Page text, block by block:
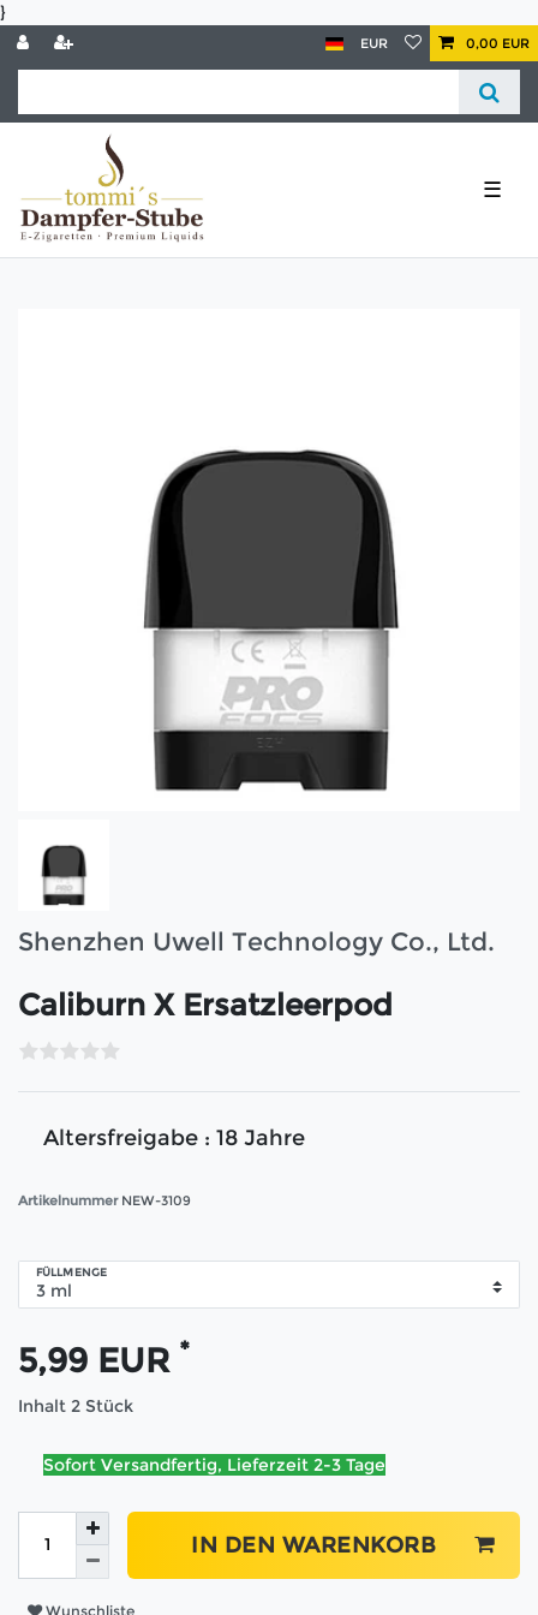
}
EUR 0,00 EUR
☰
Shenzhen Uwell Technology Co., Ltd.
Caliburn X Ersatzleerpod
Altersfreigabe : 18 Jahre
Artikelnummer NEW-3109
FÜLLMENGE
5,99 EUR *
Inhalt 2 Stück
Sofort Versandfertig, Lieferzeit 2-3 Tage
IN DEN WARENKORB
Wunschliste